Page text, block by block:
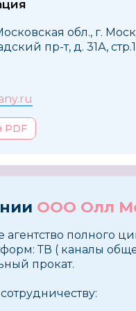
обл., г.
пр-т, д. 31А, стр.1
PDF
ООО Олл
полного
ТВ ( каналы
прокат.